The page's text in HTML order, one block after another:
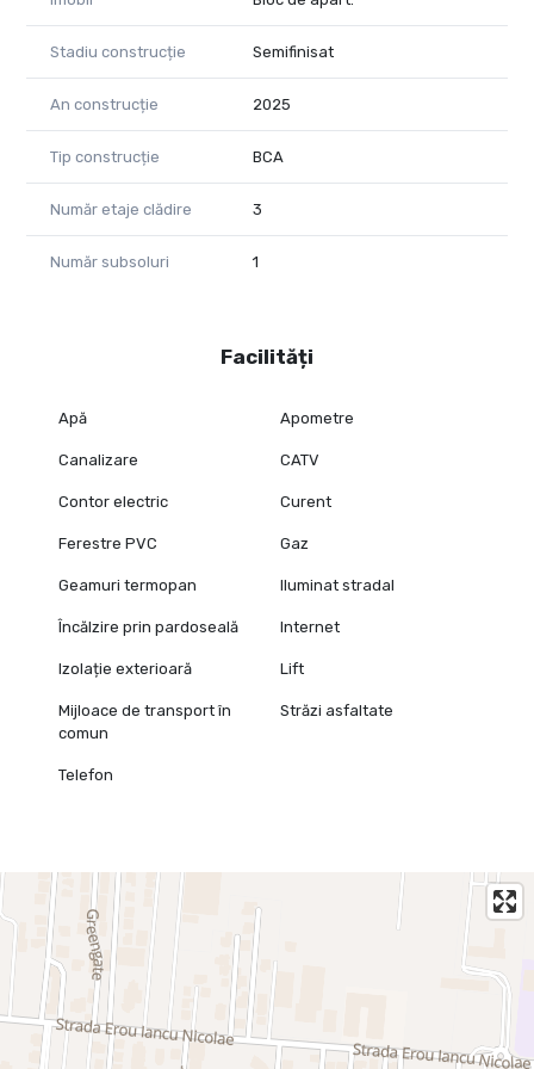
Consultant imobiliar PropertyLab
Diana Ponoran
0758409801
Stadiu construcție Semifinisat
An construcție 2025
Tip construcție BCA
Număr etaje clădire 3
Număr subsoluri 1
Facilități
Apă Apometre
Canalizare CATV
Contor electric Curent
Ferestre PVC Gaz
Geamuri termopan Iluminat stradal
Încălzire prin pardoseală Internet
Izolație exterioară Lift
Mijloace de transport în
comun
Străzi asfaltate
Telefon